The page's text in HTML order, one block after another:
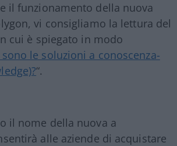
il funzionamento della nuova
vi consigliamo la lettura del
cui è spiegato in modo
sono le soluzioni a conoscenza-
“.
il nome della nuova a
alle aziende di acquistare